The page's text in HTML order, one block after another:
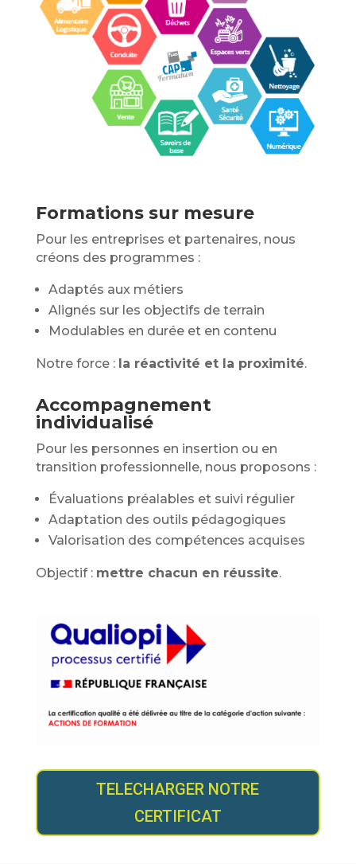
Formations sur mesure
Pour les entreprises et partenaires, nous
créons des programmes :
Adaptés aux métiers
Alignés sur les objectifs de terrain
Modulables en durée et en contenu
Notre force : la réactivité et la proximité.
Accompagnement
individualisé
Pour les personnes en insertion ou en
transition professionnelle, nous proposons :
Évaluations préalables et suivi régulier
Adaptation des outils pédagogiques
Valorisation des compétences acquises
Objectif : mettre chacun en réussite.
TELECHARGER NOTRE
CERTIFICAT